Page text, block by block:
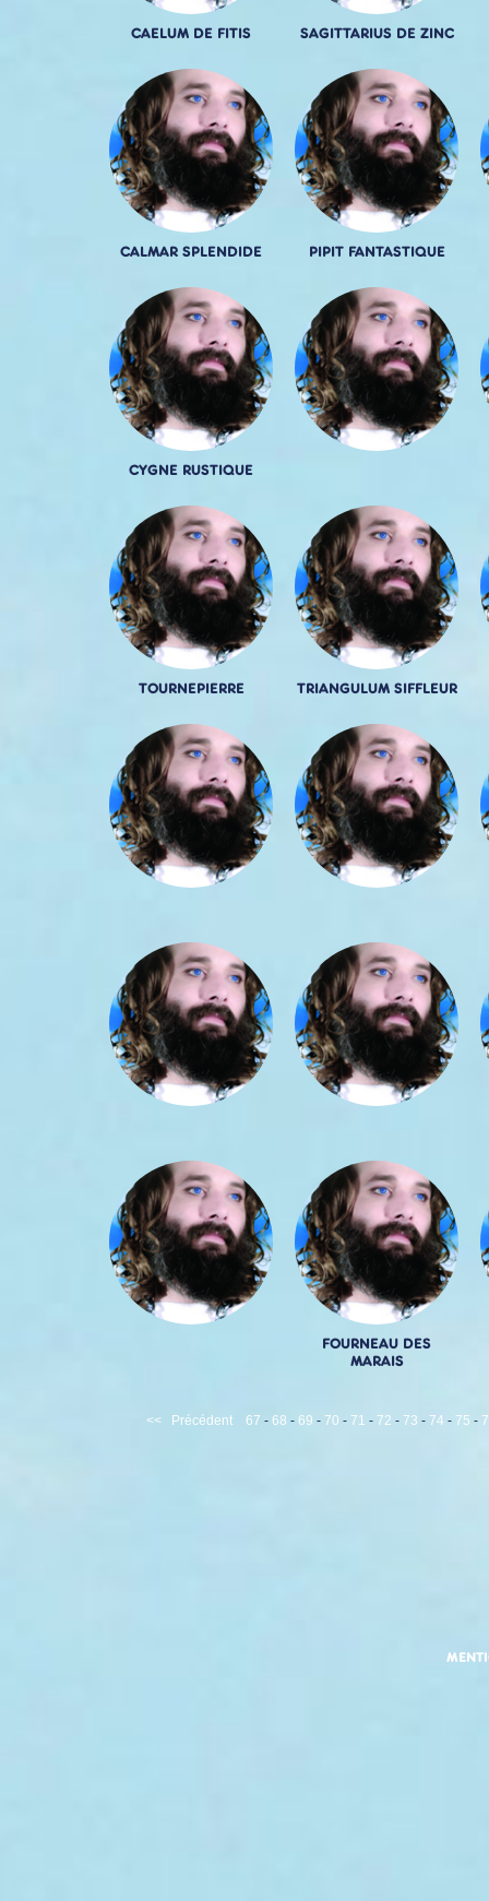
CAELUM DE FITIS SAGITTARIUS DE ZINC
CALMAR SPLENDIDE PIPIT FANTASTIQUE
CYGNE RUSTIQUE
TOURNEPIERRE TRIANGULUM SIFFLEUR
FOURNEAU DES
MARAIS
<< Précédent 67 - 68 - 69 - 70 - 71 - 72 - 73 - 74 - 75 -